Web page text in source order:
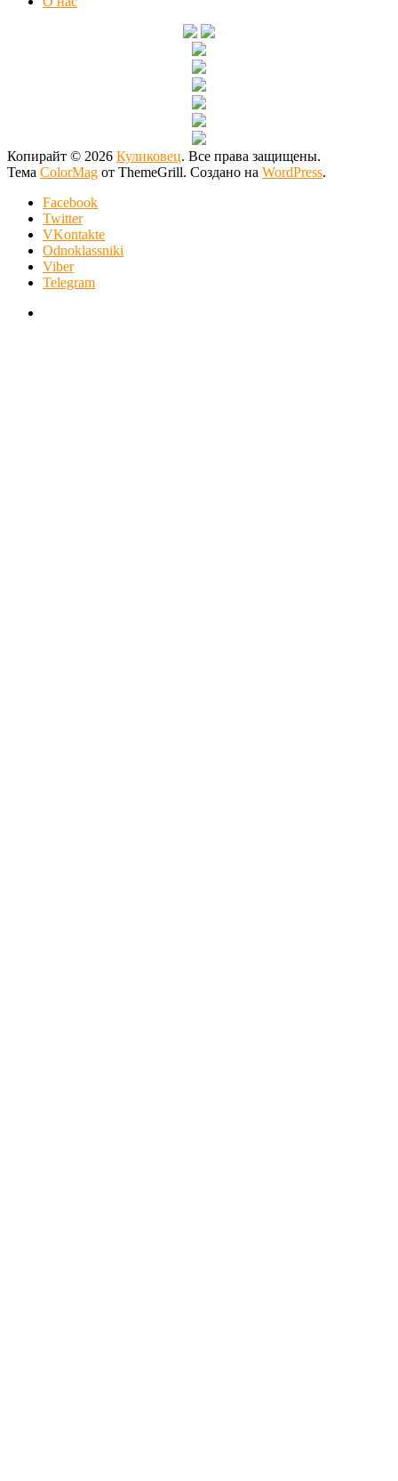
Копирайт © 2026 Куликовец. Все права защищены.
Тема ColorMag от ThemeGrill. Создано на WordPress.
Facebook
Twitter
VKontakte
Odnoklassniki
Viber
Telegram